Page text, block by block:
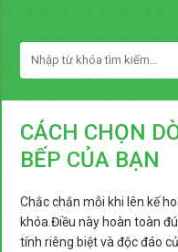
CÁCH CHỌN
BẾP CỦA BẠN
Chắc chắn mỗi khi lên kế
khóa.Điều này hoàn toàn
tính riêng biệt và độc đáo